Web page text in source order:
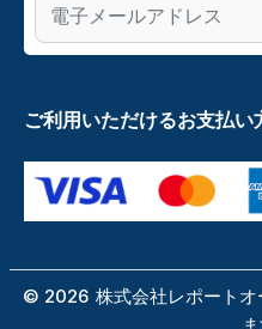
ご利用いただけるお支払い
© 2026 株式会社レポート